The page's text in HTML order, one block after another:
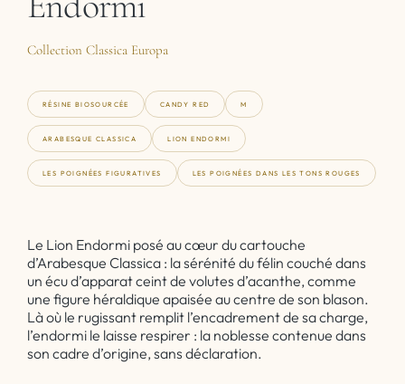
Collection Classica Europa
RÉSINE BIOSOURCÉE CANDY RED M
ARABESQUE CLASSICA LION ENDORMI
LES POIGNÉES FIGURATIVES LES POIGNÉES DANS LES TONS ROUGES
Le Lion Endormi posé au cœur du cartouche
d’Arabesque Classica : la sérénité du félin couché dans
un écu d’apparat ceint de volutes d’acanthe, comme
une figure héraldique apaisée au centre de son blason.
Là où le rugissant remplit l’encadrement de sa charge,
l’endormi le laisse respirer : la noblesse contenue dans
son cadre d’origine, sans déclaration.